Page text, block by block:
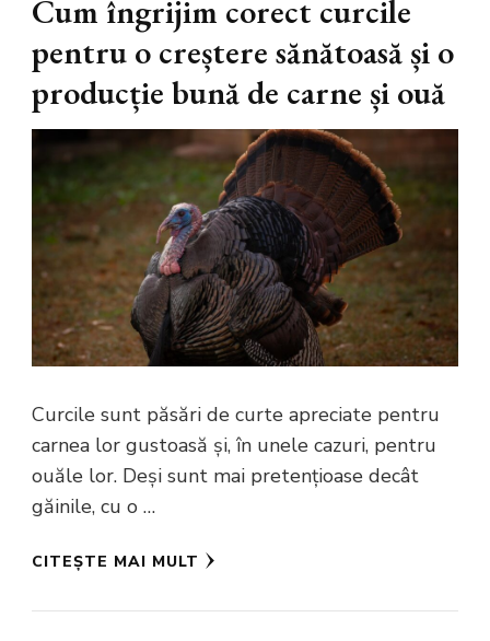
Cum îngrijim corect curcile
pentru o creștere sănătoasă și o
producție bună de carne și ouă
Curcile sunt păsări de curte apreciate pentru
carnea lor gustoasă și, în unele cazuri, pentru
ouăle lor. Deși sunt mai pretențioase decât
găinile, cu o …
CITEȘTE MAI MULT